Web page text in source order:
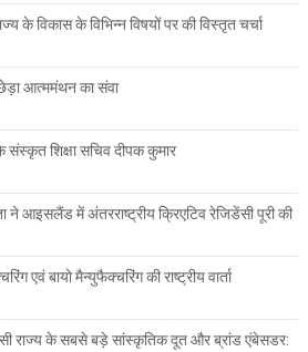
के विकास के विभिन्न विषयों पर की विस्तृत चर्चा
आत्ममंथन का संवा
शिक्षा सचिव दीपक कुमार
ने आइसलैंड में अंतरराष्ट्रीय क्रिएटिव रेजिडेंसी पूरी की
एवं बायो मैन्युफैक्चरिंग की राष्ट्रीय वार्ता
राज्य के सबसे बड़े सांस्कृतिक दूत और ब्रांड एंबेसडर: